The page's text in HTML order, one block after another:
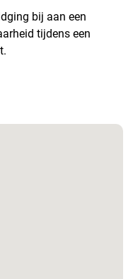
bij aan een
tijdens een